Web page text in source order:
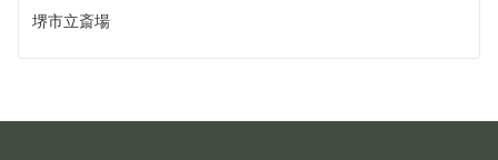
堺市立斎場